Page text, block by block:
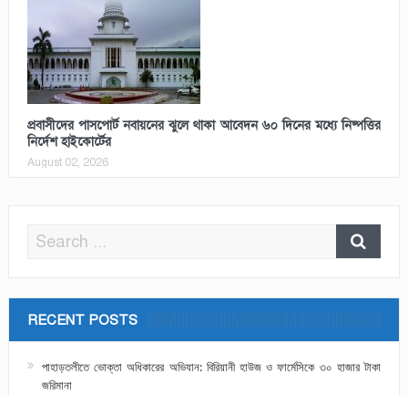
প্রবাসীদের পাসপোর্ট নবায়নের ঝুলে থাকা আবেদন ৬০ দিনের মধ্যে নিষ্পত্তির
নির্দেশ হাইকোর্টের
August 02, 2026
RECENT POSTS
পাহাড়তলীতে ভোক্তা অধিকারের অভিযান: বিরিয়ানী হাউজ ও ফার্মেসিকে ৩০ হাজার টাকা
জরিমানা